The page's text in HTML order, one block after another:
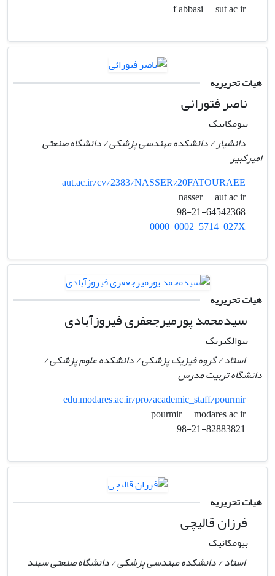
f.abbasi
sut.ac.ir
هیات تحریریه
ناصر فتورائی
بیومکانیک
دانشیار / دانشکده مهندسی پزشکی / دانشگاه صنعتی
امیرکبیر
aut.ac.ir/cv/2383/NASSER%20FATOURAEE
nasser
aut.ac.ir
0000-0002-5714-027X
هیات تحریریه
سیدمحمد پورمیرجعفری فیروزآبادی
بیوالکتریک
استاد / گروه فیزیک پزشکی / دانشکده علوم پزشکی /
دانشگاه تربیت مدرس
edu.modares.ac.ir/pro/academic_staff/pourmir
pourmir
modares.ac.ir
هیات تحریریه
فرزان قالیچی
بیومکانیک
استاد / دانشکده مهندسی پزشکی / دانشگاه صنعتی سهند